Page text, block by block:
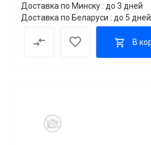
Доставка по Минску : до 3 дней
Доставка по Беларуси : до 5 дней
В